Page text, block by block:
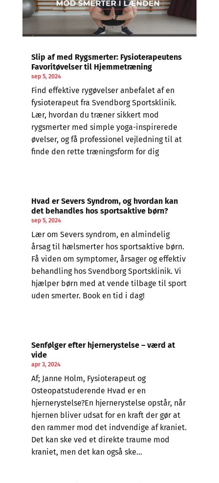
Slip af med Rygsmerter: Fysioterapeutens
Favoritøvelser til Hjemmetræning
sep 5, 2024
Find effektive rygøvelser anbefalet af en
fysioterapeut fra Svendborg Sportsklinik.
Lær, hvordan du træner sikkert mod
rygsmerter med simple yoga-inspirerede
øvelser, og få professionel vejledning til at
finde den rette træningsform for dig
Hvad er Severs Syndrom, og hvordan kan
det behandles hos sportsaktive børn?
sep 5, 2024
Lær om Severs syndrom, en almindelig
årsag til hælsmerter hos sportsaktive børn.
Få viden om symptomer, årsager og effektiv
behandling hos Svendborg Sportsklinik. Vi
hjælper børn med at vende tilbage til sport
uden smerter. Book en tid i dag!
Senfølger efter hjernerystelse – værd at
vide
apr 3, 2024
Af; Janne Holm, Fysioterapeut og
Osteopatstuderende Hvad er en
hjernerystelse?En hjernerystelse opstår, når
hjernen bliver udsat for en kraft der gør at
den rammer mod det indvendige af kraniet.
Det kan ske ved et direkte traume mod
kraniet, men det kan også ske...